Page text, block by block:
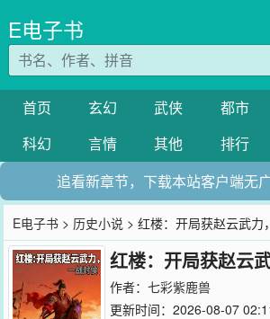
E电子书
首页 玄幻 武侠 都市
科幻
言情 其他 排行
追看新章节，下载本站客户端无
E电子书 > 历史小说 > 红楼：开局获赵云武力
红楼：开局获赵云
作者： 七彩紫鹿兽
更新时间：2026-08-07